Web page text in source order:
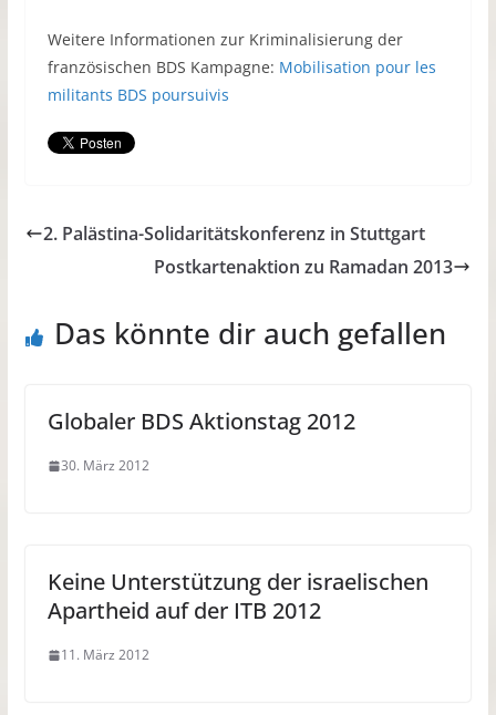
Weitere Informationen zur Kriminalisierung der
französischen BDS Kampagne: Mobilisation pour les
militants BDS poursuivis
2. Palästina-Solidaritätskonferenz in Stuttgart
Postkartenaktion zu Ramadan 2013
Das könnte dir auch gefallen
Globaler BDS Aktionstag 2012
30. März 2012
Keine Unterstützung der israelischen
Apartheid auf der ITB 2012
11. März 2012